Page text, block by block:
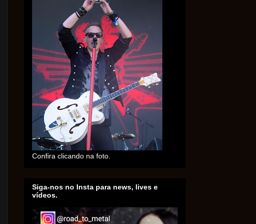
Confira clicando na foto.
Siga-nos no Insta para news, lives e
vídeos.